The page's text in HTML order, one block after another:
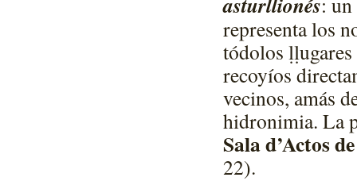
representa los
tódolos
recoyíos
vecinos, amás
hidronimia. La
Sala d’Actos
22).